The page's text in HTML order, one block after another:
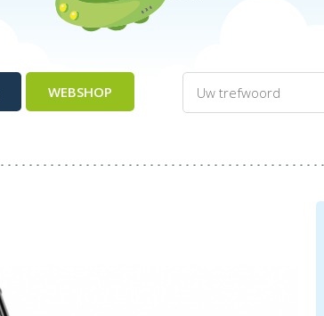
WEBSHOP